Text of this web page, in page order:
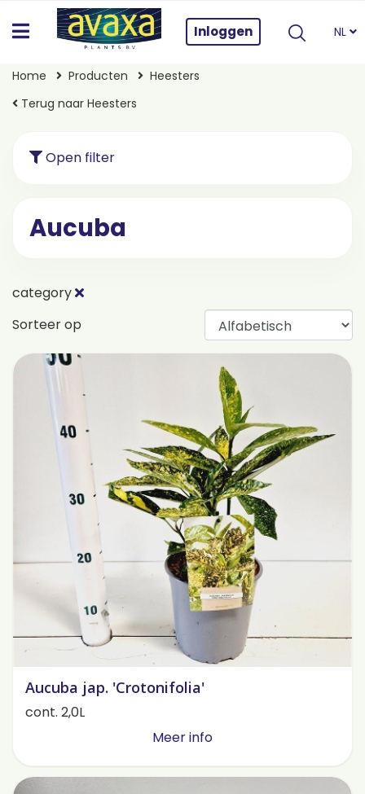
Inloggen NL
Home Producten
Heesters
Terug naar Heesters
Open filter
Aucuba
category
Sorteer op
Aucuba jap. 'Crotonifolia'
cont. 2,0L
Meer info